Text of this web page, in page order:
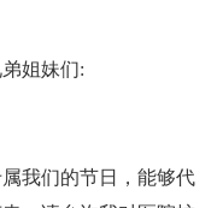
姐妹们:
我们的节日，能够代